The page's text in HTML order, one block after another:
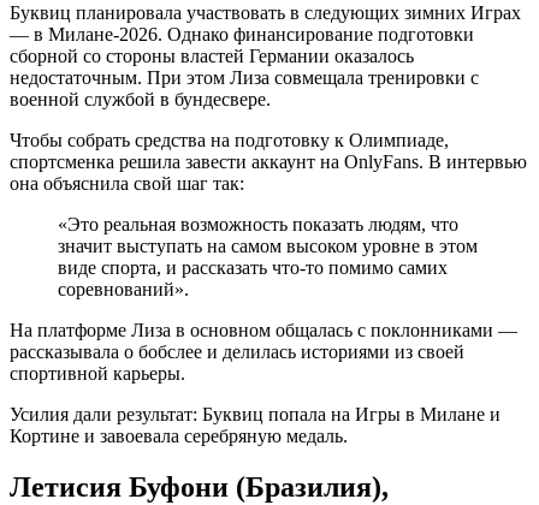
Буквиц планировала участвовать в следующих зимних Играх
— в Милане‑2026. Однако финансирование подготовки
сборной со стороны властей Германии оказалось
недостаточным. При этом Лиза совмещала тренировки с
военной службой в бундесвере.
Чтобы собрать средства на подготовку к Олимпиаде,
спортсменка решила завести аккаунт на OnlyFans. В интервью
она объяснила свой шаг так:
«Это реальная возможность показать людям, что
значит выступать на самом высоком уровне в этом
виде спорта, и рассказать что‑то помимо самих
соревнований».
На платформе Лиза в основном общалась с поклонниками —
рассказывала о бобслее и делилась историями из своей
спортивной карьеры.
Усилия дали результат: Буквиц попала на Игры в Милане и
Кортине и завоевала серебряную медаль.
Летисия Буфони (Бразилия),